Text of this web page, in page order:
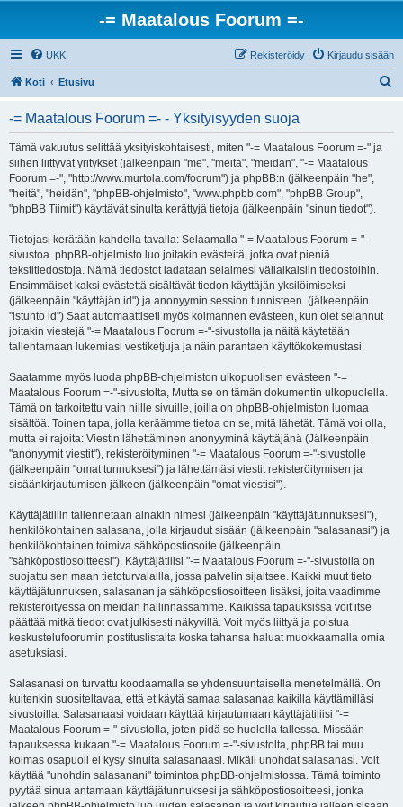
-= Maatalous Foorum =-
UKK Kirjaudu sisään
Rekisteröidy
Koti Etusivu
-= Maatalous Foorum =- - Yksityisyyden suoja
Tämä vakuutus selittää yksityiskohtaisesti, miten "-= Maatalous Foorum =-" ja
siihen liittyvät yritykset (jälkeenpäin "me", "meitä", "meidän", "-= Maatalous
Foorum =-", "http://www.murtola.com/foorum") ja phpBB:n (jälkeenpäin "he",
"heitä", "heidän", "phpBB-ohjelmisto", "www.phpbb.com", "phpBB Group",
"phpBB Tiimit") käyttävät sinulta kerättyjä tietoja (jälkeenpäin "sinun tiedot").
Tietojasi kerätään kahdella tavalla: Selaamalla "-= Maatalous Foorum =-"-
sivustoa. phpBB-ohjelmisto luo joitakin evästeitä, jotka ovat pieniä
tekstitiedostoja. Nämä tiedostot ladataan selaimesi väliaikaisiin tiedostoihin.
Ensimmäiset kaksi evästettä sisältävät tiedon käyttäjän yksilöimiseksi
(jälkeenpäin "käyttäjän id") ja anonyymin session tunnisteen. (jälkeenpäin
"istunto id") Saat automaattiseti myös kolmannen evästeen, kun olet selannut
joitakin viestejä "-= Maatalous Foorum =-"-sivustolla ja näitä käytetään
tallentamaan lukemiasi vestiketjuja ja näin parantaen käyttökokemustasi.
Saatamme myös luoda phpBB-ohjelmiston ulkopuolisen evästeen "-=
Maatalous Foorum =-"-sivustolta, Mutta se on tämän dokumentin ulkopuolella.
Tämä on tarkoitettu vain niille sivuille, joilla on phpBB-ohjelmiston luomaa
sisältöä. Toinen tapa, jolla keräämme tietoa on se, mitä lähetät. Tämä voi olla,
mutta ei rajoita: Viestin lähettäminen anonyyminä käyttäjänä (Jälkeenpäin
"anonyymit viestit"), rekisteröityminen "-= Maatalous Foorum =-"-sivustolle
(jälkeenpäin "omat tunnuksesi") ja lähettämäsi viestit rekisteröitymisen ja
sisäänkirjautumisen jälkeen (jälkeenpäin "omat viestisi").
Käyttäjätiliin tallennetaan ainakin nimesi (jälkeenpäin "käyttäjätunnuksesi"),
henkilökohtainen salasana, jolla kirjaudut sisään (jälkeenpäin "salasanasi") ja
henkilökohtainen toimiva sähköpostiosoite (jälkeenpäin
"sähköpostiosoitteesi"). Käyttäjätilisi "-= Maatalous Foorum =-"-sivustolla on
suojattu sen maan tietoturvalailla, jossa palvelin sijaitsee. Kaikki muut tieto
käyttäjätunnuksen, salasanan ja sähköpostiosoitteen lisäksi, joita vaadimme
rekisteröityessä on meidän hallinnassamme. Kaikissa tapauksissa voit itse
päättää mitkä tiedot ovat julkisesti näkyvillä. Voit myös liittyä ja poistua
keskustelufoorumin postituslistalta koska tahansa haluat muokkaamalla omia
asetuksiasi.
Salasanasi on turvattu koodaamalla se yhdensuuntaisella menetelmällä. On
kuitenkin suositeltavaa, että et käytä samaa salasanaa kaikilla käyttämilläsi
sivustoilla. Salasanaasi voidaan käyttää kirjautumaan käyttäjätiliisi "-=
Maatalous Foorum =-"-sivustolla, joten pidä se huolella tallessa. Missään
tapauksessa kukaan "-= Maatalous Foorum =-"-sivustolta, phpBB tai muu
kolmas osapuoli ei kysy sinulta salasanaasi. Mikäli unohdat salasanasi. Voit
käyttää "unohdin salasanani" toimintoa phpBB-ohjelmistossa. Tämä toiminto
pyytää sinua antamaan käyttäjätunnuksesi ja sähköpostiosoitteesi, jonka